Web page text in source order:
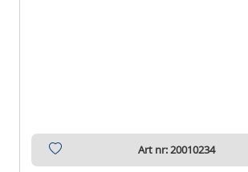
Art nr: 20010234